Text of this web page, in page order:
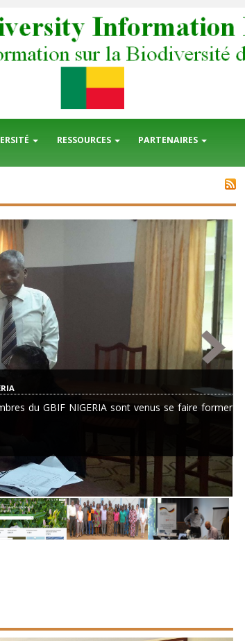
RESSOURCES PARTENAIRES
du GBIF NIGERIA sont venus se faire former par